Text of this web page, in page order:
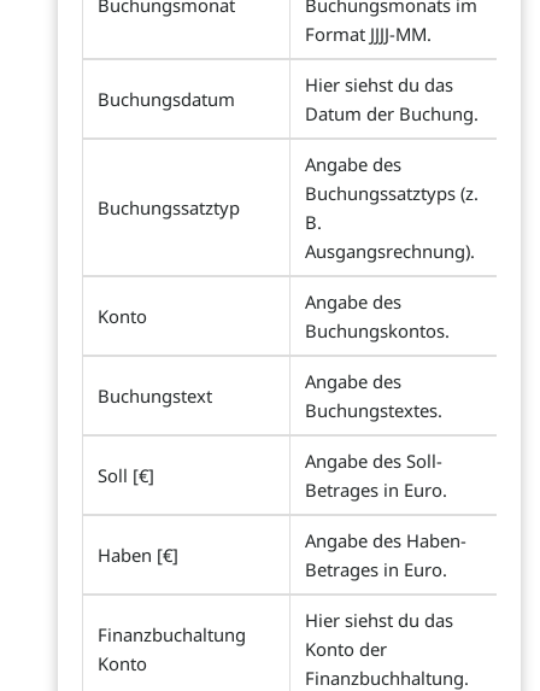
Buchungsmonat
Buchungsmonats im
Format JJJJ-MM.
Buchungsdatum
Hier siehst du das
Datum der Buchung.
Buchungssatztyp
Angabe des
Buchungssatztyps (z.
B.
Ausgangsrechnung).
Konto
Angabe des
Buchungskontos.
Buchungstext
Angabe des
Buchungstextes.
Soll [€]
Angabe des Soll-
Betrages in Euro.
Haben [€]
Angabe des Haben-
Betrages in Euro.
Finanzbuchaltung
Konto
Hier siehst du das
Konto der
Finanzbuchhaltung.